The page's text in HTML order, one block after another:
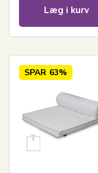
Læg i kurv
SPAR 63%